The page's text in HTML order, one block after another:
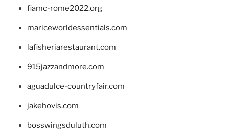
fiamc-rome2022.org
mariceworldessentials.com
lafisheriarestaurant.com
915jazzandmore.com
aguadulce-countryfair.com
jakehovis.com
bosswingsduluth.com